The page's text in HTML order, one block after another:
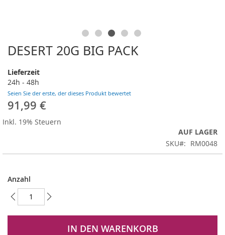
Zum
Anfang
der
Bildergalerie
springen
DESERT 20G BIG PACK
Lieferzeit
24h - 48h
Seien Sie der erste, der dieses Produkt bewertet
91,99 €
Inkl. 19% Steuern
AUF LAGER
SKU
RM0048
Anzahl
IN DEN WARENKORB